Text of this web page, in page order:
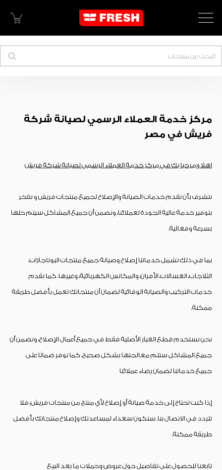
مركز خدمة العملاء الرسمي لصيانة شركة
فريش في مصر
اهلا ومرحبا بك في مركز خدمة العملاء الرسمي لصيانة شركة فريش
نتشرف بأن نقدم خدمات الصيانة والإصلاح لجميع منتجات فريش و نفخر
بتوفير خدمة عالية الجودة لعملائنا، ونضمن أن جميع المشاكل سيتم حلها
بسرعة وفعالية.
بما في ذلك تشمل خدماتنا إصلاح وصيانة جميع منتجات البوتاجازات،
الثلاجات، الغسالات، الأفران، والمكانس الكهربائية، وغيرها. كما نقدم
خدمات التركيب والصيانة الوقائية لضمان أن منتجاتك تعمل بأفضل طريقة
ممكنة.
نحن نستخدم قطع الغيار الأصلية فقط في جميع أعمال الإصلاح، ونضمن أن
جميع المشاكل ستتم معالجتها بشكل صحيح. كما نوفر ضمانًا على
جميع خدماتنا لضمان رضاء عملائنا
إذا كنت تحتاج إلى خدمة صيانة أو إصلاح لأي منتج من منتجات فريش، فلا
تتردد في الاتصال بنا. سنكون سعداء لمساعدتك وإصلاح منتجاتك بأفضل
طريقة ممكنة.
تابعنا للحصول على تفاصيل حول عروض وحملات ما بعد البيع